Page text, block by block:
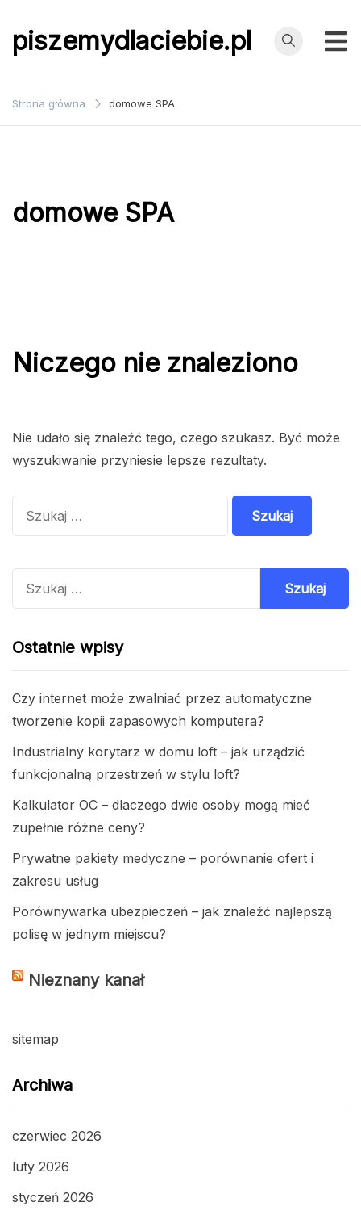
do
treścipiszemydlaciebie.pl
Strona główna domowe SPA
domowe SPA
Niczego nie znaleziono
Nie udało się znaleźć tego, czego szukasz. Być może
wyszukiwanie przyniesie lepsze rezultaty.
Ostatnie wpisy
Czy internet może zwalniać przez automatyczne
tworzenie kopii zapasowych komputera?
Industrialny korytarz w domu loft – jak urządzić
funkcjonalną przestrzeń w stylu loft?
Kalkulator OC – dlaczego dwie osoby mogą mieć
zupełnie różne ceny?
Prywatne pakiety medyczne – porównanie ofert i
zakresu usług
Porównywarka ubezpieczeń – jak znaleźć najlepszą
polisę w jednym miejscu?
Nieznany kanał
sitemap
Archiwa
czerwiec 2026
luty 2026
styczeń 2026